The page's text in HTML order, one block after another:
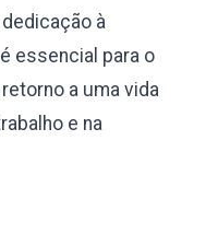
à
essencial para o
a uma vida
e na